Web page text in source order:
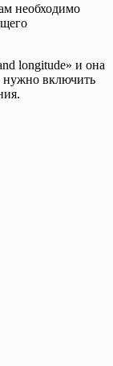
необходимо
longitude» и она
нужно включить